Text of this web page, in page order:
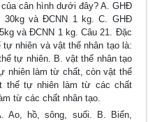
cân hình dưới đây? A. GHĐ
và ĐCNN 1 kg. C. GHĐ
và ĐCNN 1 kg. Câu 21. Đặc
nhiên và vật thể nhân tạo là:
tự nhiên. B. vật thể nhân tạo
nhiên làm từ chất, còn vật thể
thể tự nhiên làm từ các chất
từ các chất nhân tạo.
Ao, hồ, sông, suối. B. Biển,